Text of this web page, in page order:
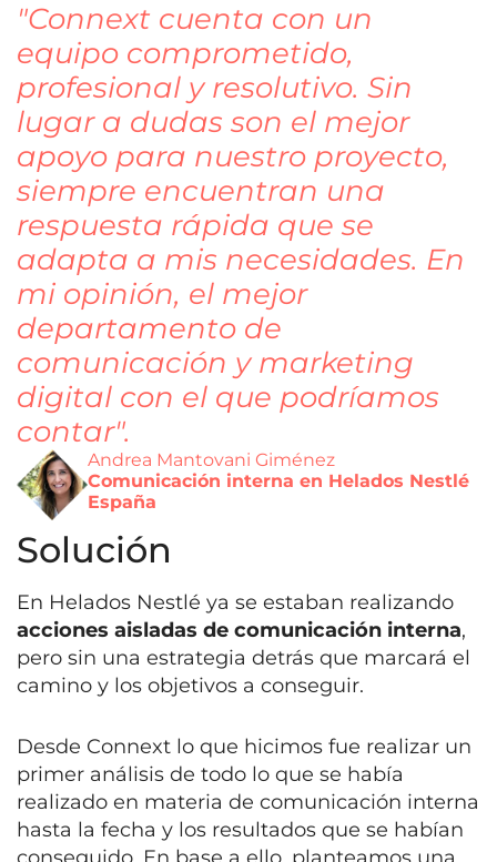
"Connext cuenta con un
equipo comprometido,
profesional y resolutivo. Sin
lugar a dudas son el mejor
apoyo para nuestro proyecto,
siempre encuentran una
respuesta rápida que se
adapta a mis necesidades. En
mi opinión, el mejor
departamento de
comunicación y marketing
digital con el que podríamos
contar".
Andrea Mantovani Giménez
Comunicación interna en Helados Nestlé
España
Solución
En Helados Nestlé ya se estaban realizando
acciones aisladas de comunicación interna,
pero sin una estrategia detrás que marcará el
camino y los objetivos a conseguir.
Desde Connext lo que hicimos fue realizar un
primer análisis de todo lo que se había
realizado en materia de comunicación interna
hasta la fecha y los resultados que se habían